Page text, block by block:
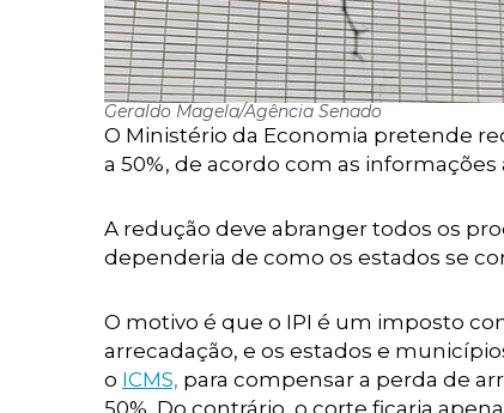
Geraldo Magela/Agência Senado
O Ministério da Economia pretende
a 50%, de acordo com as informações
A redução deve abranger todos os
dependeria de como os estados se
O motivo é que o IPI é um imposto
arrecadação, e os estados e
o ICMS, para compensar a perda de
50%. Do contrário, o corte ficaria